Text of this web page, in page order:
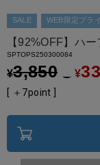
SALE WEB限定プラ
【92%OFF】ハ
SPTOPS250300084
¥3,850 → ¥
[ ＋ 7point ]